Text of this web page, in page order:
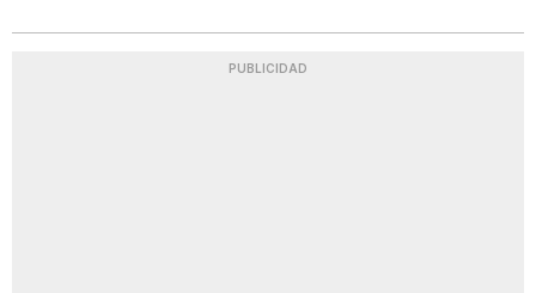
PUBLICIDAD